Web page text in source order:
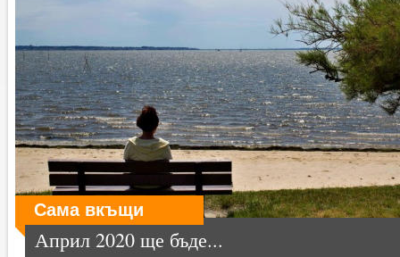
Сама вкъщи
Април 2020 ще бъде...